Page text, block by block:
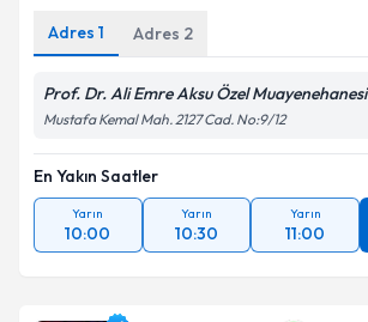
Adres 1 Adres 2
Prof. Dr. Ali Emre Aksu Özel Muayenehanesi
Mustafa Kemal Mah. 2127 Cad. No:9/12
En Yakın Saatler
Yarın
10:00
Yarın
10:30
Yarın
11:00